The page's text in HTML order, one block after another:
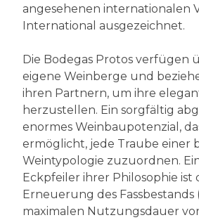
angesehenen internationalen
International ausgezeichnet.
Die Bodegas Protos verfügen
eigene Weinberge und
ihren Partnern, um ihre
herzustellen. Ein sorgfältig
enormes Weinbaupotenzial,
ermöglicht, jede Traube einer
Weintypologie zuzuordnen.
Eckpfeiler ihrer Philosophie ist
Erneuerung des Fassbestands
maximalen Nutzungsdauer